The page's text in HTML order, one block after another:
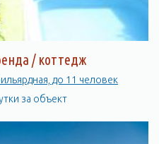
/ коттедж
до 11 человек
за объект